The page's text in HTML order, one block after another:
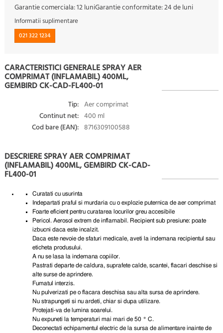
Garantie comerciala:12 luniGarantie conformitate:24 de luni
Informatii suplimentare
021 322 1234
CARACTERISTICI GENERALE SPRAY AER
COMPRIMAT (INFLAMABIL) 400ML,
GEMBIRD CK-CAD-FL400-01
Tip: Aer comprimat
Continut net: 400 ml
Cod bare (EAN): 8716309100588
DESCRIERE SPRAY AER COMPRIMAT
(INFLAMABIL) 400ML, GEMBIRD CK-CAD-
FL400-01
Curatati cu usurinta
Indepartati praful si murdaria cu o explozie puternica de aer comprimat
Foarte eficient pentru curatarea locurilor greu accesibile
Pericol. Aerosol extrem de inflamabil. Recipient sub presiune: poate
izbucni daca este incalzit.
Daca este nevoie de sfaturi medicale, aveti la indemana recipientul sau
eticheta produsului.
A nu se lasa la indemana copiilor.
Pastrati departe de caldura, suprafete calde, scantei, flacari deschise si
alte surse de aprindere.
Fumatul interzis.
Nu pulverizati pe o flacara deschisa sau alta sursa de aprindere.
Nu strapungeti si nu ardeti, chiar si dupa utilizare.
Protejati-va de lumina soarelui.
Nu expuneti la temperaturi mai mari de 50 ° C.
Deconectati echipamentul electric de la sursa de alimentare inainte de